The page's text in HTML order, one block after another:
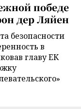
победе
дер Ляйен
безопасности
в
главу ЕК